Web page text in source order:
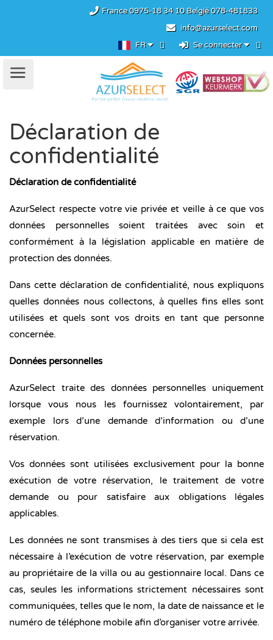
France0975-18 34 10België078-481833
info@azurselect.com
FR
Se connecter
Déclaration de
confidentialité
Déclaration de confidentialité
AzurSelect respecte votre vie privée et veille à ce que vos
données personnelles soient traitées avec soin et
conformément à la législation applicable en matière de
protection des données.
Dans cette déclaration de confidentialité, nous expliquons
quelles données nous collectons, à quelles fins elles sont
utilisées et quels sont vos droits en tant que personne
concernée.
Données personnelles
AzurSelect traite des données personnelles uniquement
lorsque vous nous les fournissez volontairement, par
exemple lors d’une demande d’information ou d’une
réservation.
Vos données sont utilisées exclusivement pour la bonne
exécution de votre réservation, le traitement de votre
demande ou pour satisfaire aux obligations légales
applicables.
Les données ne sont transmises à des tiers que si cela est
nécessaire à l’exécution de votre réservation, par exemple
au propriétaire de la villa ou au gestionnaire local. Dans ce
cas, seules les informations strictement nécessaires sont
communiquées, telles que le nom, la date de naissance et le
numéro de téléphone mobile afin d’organiser votre arrivée.